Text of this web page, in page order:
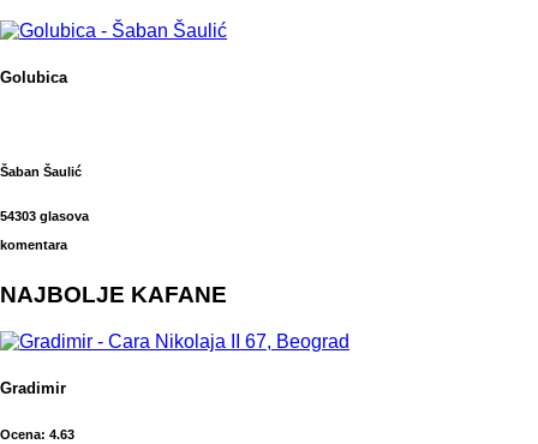
Golubica
Šaban Šaulić
54303 glasova
komentara
NAJBOLJE KAFANE
Gradimir
Ocena: 4.63